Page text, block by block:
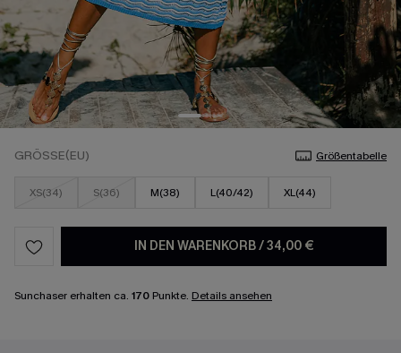
GRÖSSE(EU) Größentabelle
XS(34) S(36) M(38) L(40/42) XL(44)
IN DEN WARENKORB/34,00 €
Sunchaser erhalten ca. 170 Punkte. Details ansehen